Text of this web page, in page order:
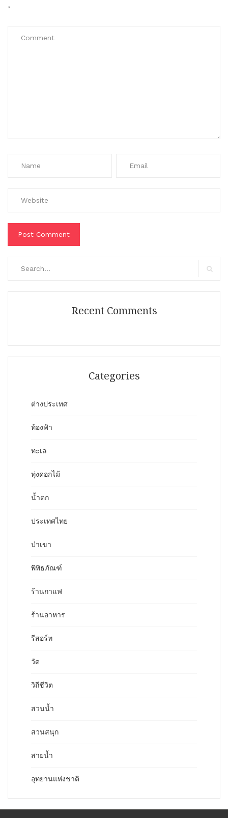
*
Recent Comments
Categories
ต่างประเทศ
ท้องฟ้า
ทะเล
ทุ่งดอกไม้
น้ำตก
ประเทศไทย
ป่าเขา
พิพิธภัณฑ์
ร้านกาแฟ
ร้านอาหาร
รีสอร์ท
วัด
วิถีชีวิต
สวนน้ำ
สวนสนุก
สายน้ำ
อุทยานแห่งชาติ